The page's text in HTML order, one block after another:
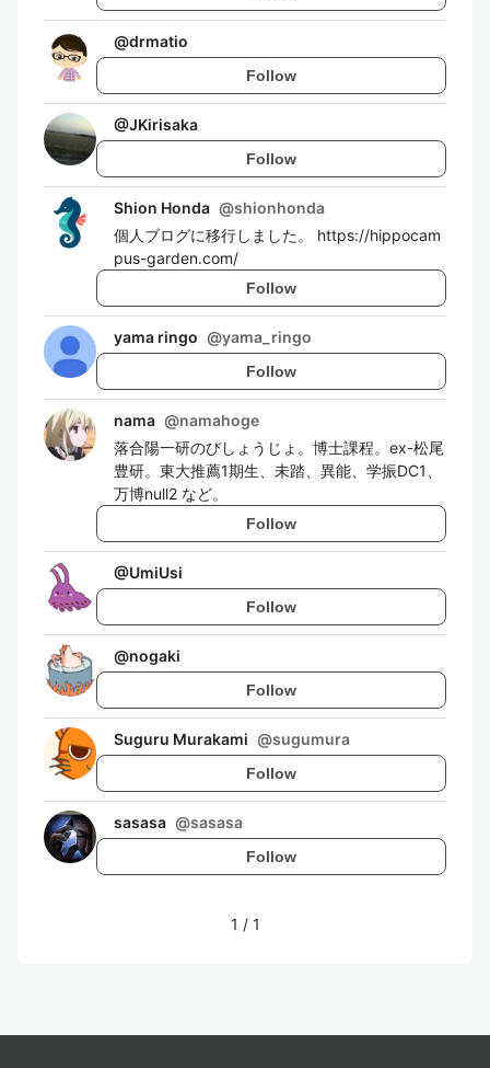
@drmatio
Follow
@JKirisaka
Follow
Shion Honda @shionhonda
個人ブログに移行しました。 https://hippocam
pus-garden.com/
Follow
yama ringo @yama_ringo
Follow
nama @namahoge
落合陽一研のびしょうじょ。博士課程。ex-松尾
豊研。東大推薦1期生、未踏、異能、学振DC1、
万博null2 など。
Follow
@UmiUsi
Follow
@nogaki
Follow
Suguru Murakami @sugumura
Follow
sasasa @sasasa
Follow
1 / 1